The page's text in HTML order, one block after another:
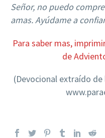
Señor, no puedo
amas. Ayúdame a
Para saber mas,
de
(Devocional extraído